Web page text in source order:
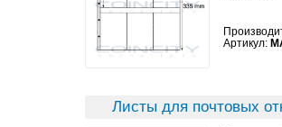
Артикул:
Листы для почтовых